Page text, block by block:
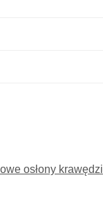
osłony krawędzi